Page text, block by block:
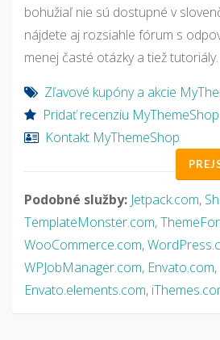
bohužiaľ nie sú dostupné v
nájdete aj rozsiahle fórum s
menej časté otázky a tiež tutoriály.
Zľavové kupóny a akcie
Pridať recenziu MyThemeShop
Kontakt MyThemeShop
Podobné služby: Jetpack.com,
TemplateMonster.com,
WooCommerce.com,
WPJobManager.com, Envato.com,
Envato.elements.com,